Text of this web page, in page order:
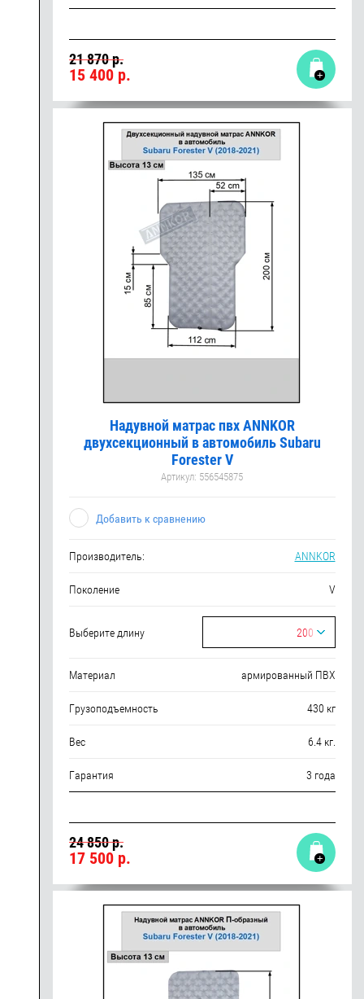
21 870 р.
15 400р.
Надувной матрас пвх ANNKOR
двухсекционный в автомобиль Subaru
Forester V
Артикул: 556545875
Добавить к сравнению
Производитель: ANNKOR
Поколение V
Выберите длину 200
Материал армированный ПВХ
Грузоподъемность 430 кг
Вес 6.4 кг.
Гарантия 3 года
24 850 р.
17 500р.